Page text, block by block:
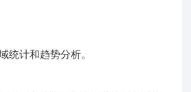
计和趋势分析。